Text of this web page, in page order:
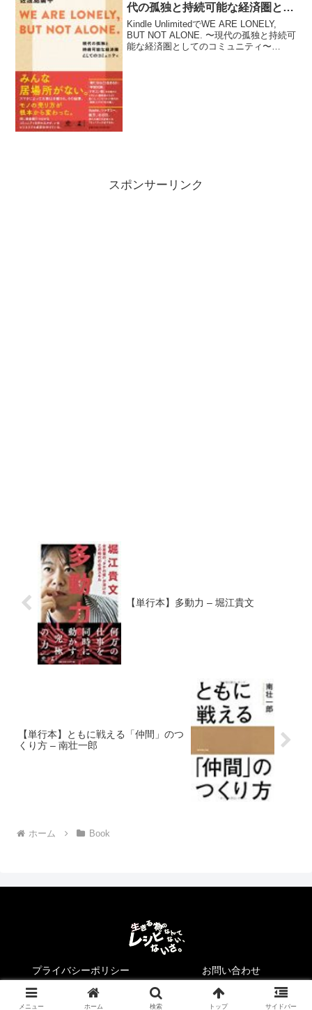
代の孤独と持続可能な経済圏とし
てのコミュニティ～ (NewsPicks
Book) – 佐渡島庸平
Kindle UnlimitedでWE ARE LONELY,
BUT NOT ALONE. 〜現代の孤独と持続可
能な経済圏としてのコミュニティ〜
スポンサーリンク
【単行本】多動力 – 堀江貴文
【単行本】ともに戦える「仲間」のつ
くり方 – 南壮一郎
ホーム Book
プライバシーポリシー お問い合わせ
© 2017 生きる為のレシピなんてない、ないさ。.
メニュー ホーム 検索 トップ サイドバー